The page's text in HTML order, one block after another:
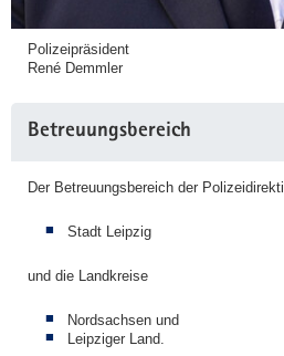
Polizeipräsident
René Demmler
Betreuungsbereich
Der Betreuungsbereich der
Stadt Leipzig
und die Landkreise
Nordsachsen und
Leipziger Land.